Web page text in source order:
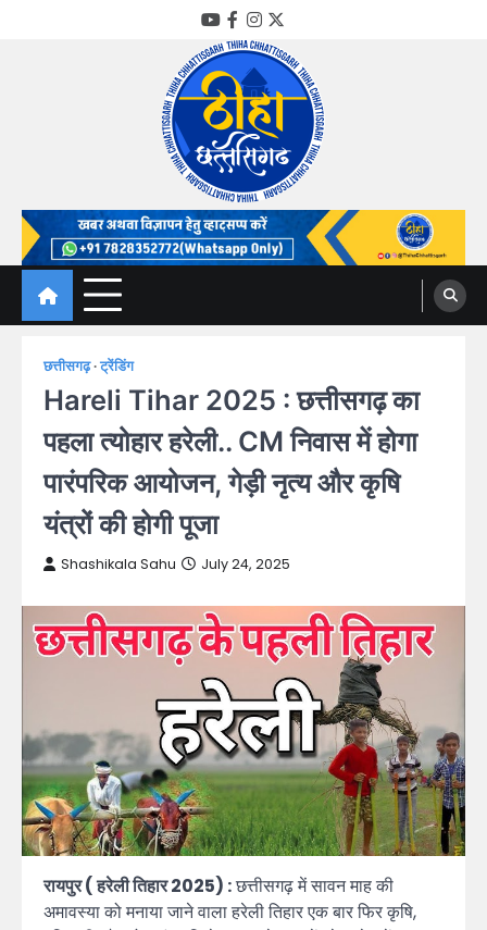
YouTube
Facebook
Instagram
Twitter
Thiha Chhattisgarh
गोठ जन-जन के
छत्तीसगढ़ ट्रेंडिंग
Hareli Tihar 2025 : छत्तीसगढ़ का
पहला त्योहार हरेली.. CM निवास में होगा
पारंपरिक आयोजन, गेड़ी नृत्य और कृषि
यंत्रों की होगी पूजा
Shashikala Sahu July 24, 2025
रायपुर ( हरेली तिहार 2025) :छत्तीसगढ़ में सावन माह की
अमावस्या को मनाया जाने वाला हरेली तिहार एक बार फिर कृषि,